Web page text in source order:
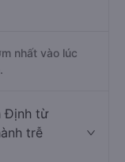
nhất vào lúc
Định từ
trễ